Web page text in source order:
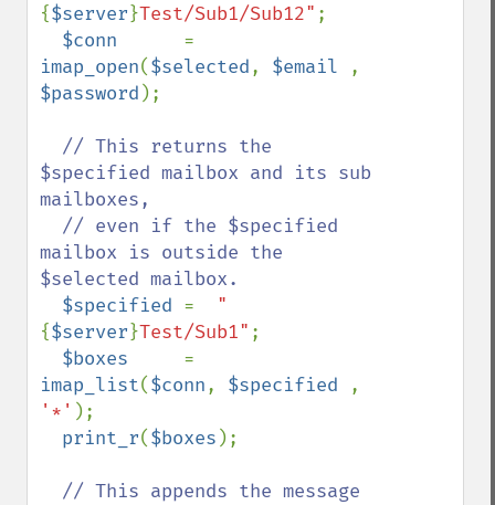
{$server}Test/Sub1/Sub12" ;
$conn
imap_open($selected, $email
$password );
// This returns the
$specified mailbox and its sub
mailboxes,
mailbox is outside the
$selected mailbox.
$specified = "
{$server}Test/Sub1" ;
$boxes
imap_list($conn, $specified
'*' );
print_r($boxes );
// This appends the message